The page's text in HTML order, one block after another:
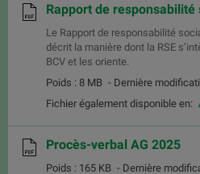
Rapport de
Le Rapport de responsabilité
décrit la manière dont la RSE
BCV et les oriente.
Poids : 8 MB - Dernière
Fichier également disponible en:
Procès-verbal AG 2025
Poids : 165 KB - Dernière